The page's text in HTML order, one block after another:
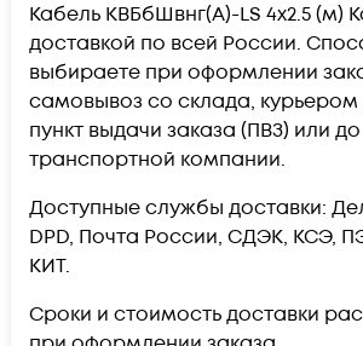
Кабель КВБбШвнг(А)-LS 4х2.5 (м)
доставкой по всей России.
выбираете при оформлении
самовывоз со склада,
пункт выдачи заказа (ПВЗ) или
транспортной компании.
Доступные службы доставки:
DPD, Почта России, СДЭК, КСЭ,
КИТ.
Сроки и стоимость доставки